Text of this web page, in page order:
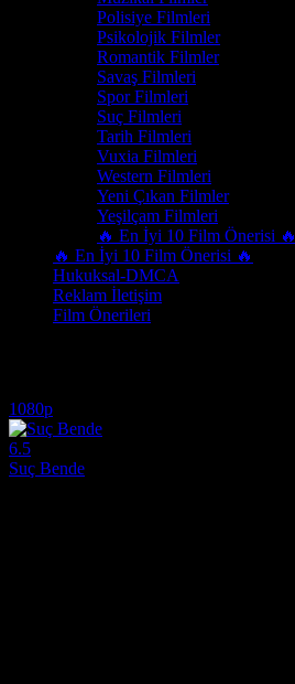
Polisiye Filmleri
Psikolojik Filmler
Romantik Filmler
Savaş Filmleri
Spor Filmleri
Suç Filmleri
Tarih Filmleri
Vuxia Filmleri
Western Filmleri
Yeni Çıkan Filmler
Yeşilçam Filmleri
🔥 En İyi 10 Film Önerisi 🔥
🔥 En İyi 10 Film Önerisi 🔥
Hukuksal-DMCA
Reklam İletişim
Film Önerileri
1080p
6.5
Suç Bende